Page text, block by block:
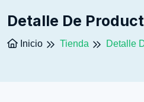
Detalle De
Inicio Tienda Detalle